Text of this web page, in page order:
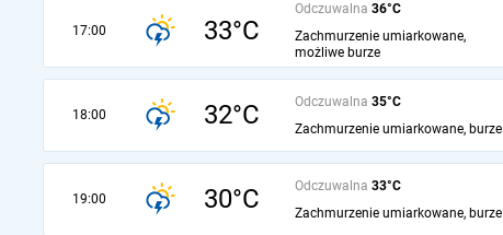
17:00 33°C
Odczuwalna 36°C
Zachmurzenie umiarkowane,
możliwe burze
18:00 32°C Odczuwalna 35°C
Zachmurzenie umiarkowane, burze
19:00 30°C Odczuwalna 33°C
Zachmurzenie umiarkowane, burze